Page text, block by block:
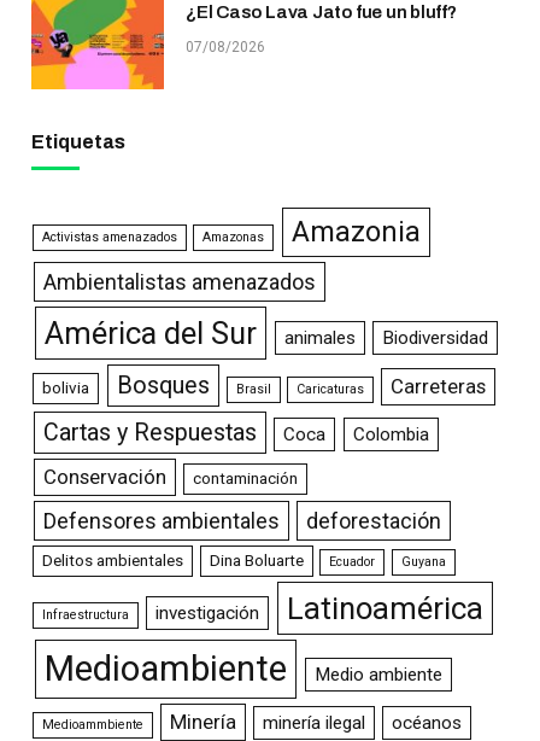
¿El Caso Lava Jato fue un bluff?
07/08/2026
Etiquetas
Activistas amenazados Amazonas Amazonia
Ambientalistas amenazados
América del Sur animales Biodiversidad
bolivia Bosques Brasil Caricaturas Carreteras
Cartas y Respuestas Coca Colombia
Conservación contaminación
Defensores ambientales deforestación
Delitos ambientales Dina Boluarte Ecuador Guyana
Infraestructura investigación Latinoamérica
Medioambiente Medio ambiente
Medioammbiente Minería minería ilegal océanos